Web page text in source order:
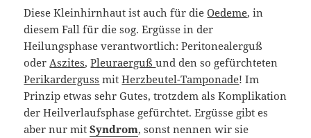
Diese Kleinhirnhaut ist auch für dieOedeme, in
diesem Fall für die sog. Ergüsse in der
Heilungsphase verantwortlich: Peritonealerguß
oderAszites,Pleuraergußund den so gefürchteten
Perikarderguss mitHerzbeutel-Tamponade! Im
Prinzip etwas sehr Gutes, trotzdem als Komplikation
der Heilverlaufsphase gefürchtet. Ergüsse gibt es
aber nur mitSyndrom, sonst nennen wir sie